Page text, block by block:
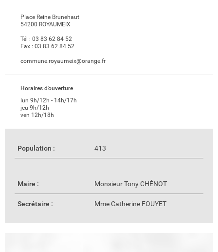
Place Reine Brunehaut
54200 ROYAUMEIX
Tél : 03 83 62 84 52
Fax : 03 83 62 84 52
commune.royaumeix@orange.fr
Horaires d'ouverture
lun 9h/12h - 14h/17h
jeu 9h/12h
ven 12h/18h
Population : 413
Maire : Monsieur Tony CHÉNOT
Secrétaire : Mme Catherine FOUYET